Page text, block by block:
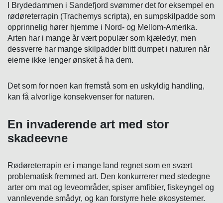
I Brydedammen i Sandefjord svømmer det for eksempel en
rødøreterrapin (Trachemys scripta), en sumpskilpadde som
opprinnelig hører hjemme i Nord- og Mellom-Amerika.
Arten har i mange år vært populær som kjæledyr, men
dessverre har mange skilpadder blitt dumpet i naturen når
eierne ikke lenger ønsket å ha dem.
Det som for noen kan fremstå som en uskyldig handling,
kan få alvorlige konsekvenser for naturen.
En invaderende art med stor
skadeevne
Rødøreterrapin er i mange land regnet som en svært
problematisk fremmed art. Den konkurrerer med stedegne
arter om mat og leveområder, spiser amfibier, fiskeyngel og
vannlevende smådyr, og kan forstyrre hele økosystemer.